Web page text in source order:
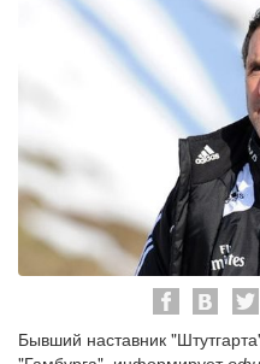
Бывший наставник